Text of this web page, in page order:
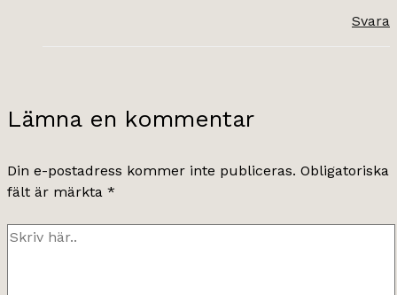
Svara
Lämna en kommentar
Din e-postadress kommer inte publiceras. Obligatoriska
fält är märkta *
Skriv